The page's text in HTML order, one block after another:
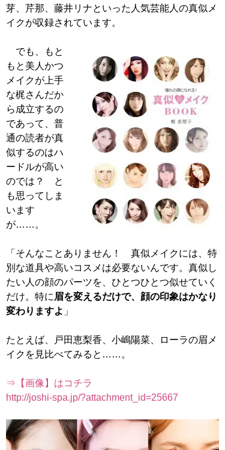
芽、芹那、藤井リナといった人気芸能人の真似メ
イクが収録されています。
でも、もと
もと美人かつ
メイクが上手
な梶さんだか
ら成立するの
であって、普
通の読者が真
似するのはハ
ードルが高い
のでは？ と
も思ってしま
います
が……。
「そんなことありません！ 真似メイクには、特
別な道具や高いコスメは必要ないんです。真似し
たい人の顔のパーツを、ひとつひとつ似せていく
だけ。特に 眉を変えるだけで、顔の印象はかなり
変わりますよ 」
たとえば、戸田恵梨香、小嶋陽菜、ローラの眉メ
イクを見比べてみると……。
⇒【画像】はコチラ
http://joshi-spa.jp/?attachment_id=25667